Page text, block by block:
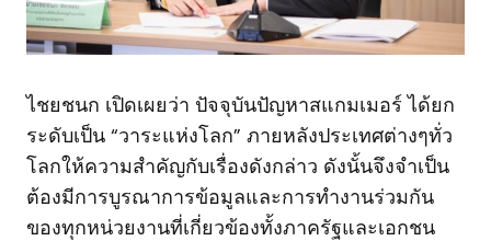
ไชยชนก เปิดเผยว่า ปัจจุบันปัญหาสแกมเมอร์ ได้ยก
ระดับเป็น “วาระแห่งโลก” ภายหลังประเทศต่างๆทั่ว
โลกให้ความสำคัญกับเรื่องดังกล่าว ดังนั้นจึงจำเป็น
ต้องมีการบูรณาการข้อมูลและการทำงานร่วมกัน
ของทุกหน่วยงานที่เกี่ยวข้องทั้งภาครัฐและเอกชน